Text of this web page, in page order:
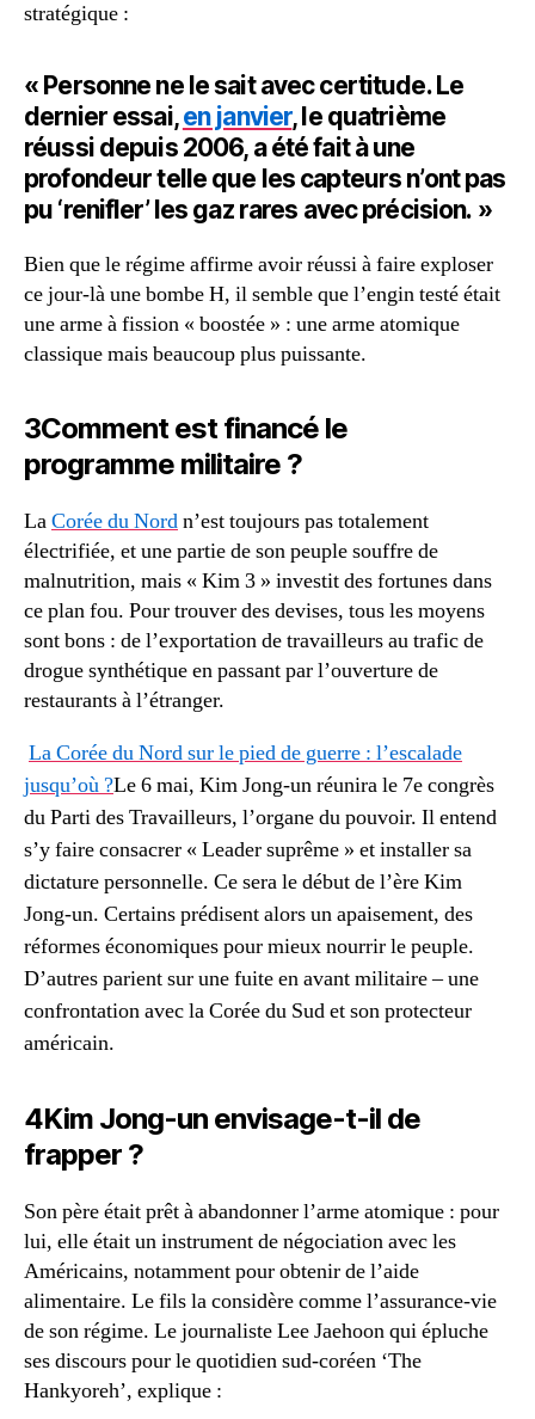
stratégique :
« Personne ne le sait avec certitude. Le
dernier essai,en janvier, le quatrième
réussi depuis 2006, a été fait à une
profondeur telle que les capteurs n’ont pas
pu ‘renifler’ les gaz rares avec précision. »
Bien que le régime affirme avoir réussi à faire exploser
ce jour-là une bombe H, il semble que l’engin testé était
une arme à fission « boostée » : une arme atomique
classique mais beaucoup plus puissante.
3Comment est financé le
programme militaire ?
LaCorée du Nordn’est toujours pas totalement
électrifiée, et une partie de son peuple souffre de
malnutrition, mais « Kim 3 » investit des fortunes dans
ce plan fou. Pour trouver des devises, tous les moyens
sont bons : de l’exportation de travailleurs au trafic de
drogue synthétique en passant par l’ouverture de
restaurants à l’étranger.
La Corée du Nord sur le pied de guerre : l’escalade
jusqu’où ?Le 6 mai, Kim Jong-un réunira le 7e congrès
du Parti des Travailleurs, l’organe du pouvoir. Il entend
s’y faire consacrer « Leader suprême » et installer sa
dictature personnelle. Ce sera le début de l’ère Kim
Jong-un. Certains prédisent alors un apaisement, des
réformes économiques pour mieux nourrir le peuple.
D’autres parient sur une fuite en avant militaire – une
confrontation avec la Corée du Sud et son protecteur
américain.
4Kim Jong-un envisage-t-il de
frapper ?
Son père était prêt à abandonner l’arme atomique : pour
lui, elle était un instrument de négociation avec les
Américains, notamment pour obtenir de l’aide
alimentaire. Le fils la considère comme l’assurance-vie
de son régime. Le journaliste Lee Jaehoon qui épluche
ses discours pour le quotidien sud-coréen ‘The
Hankyoreh’, explique :